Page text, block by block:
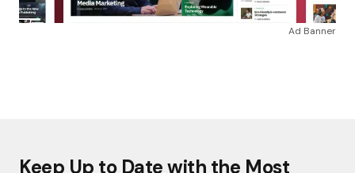
Ad Banner
Keep Up to Date with the Most